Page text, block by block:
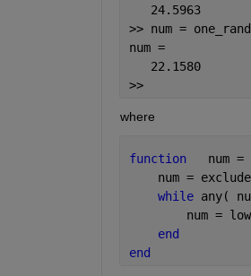
   24.5963
>> num =
num =
   22.1580
>>
where
function
num =
num =
while any(
num =
end
end